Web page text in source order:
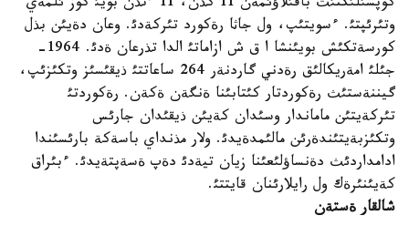
كوپشئلئكتئث باقئلاؤئمةن 11 كذن، 11 ءتذن بويئ كوز ئلمةي
وتئرئپتئ. ءسويتئپ، ول جاثا رةكورد تئركةدئ. وعان دةيئن بذل
كورسةتكئش بويئنشا ا ق ش ازاماتئ الدا تذرعان ةدئ. 1964-
جئلئ امةريكالئق رةدني گاردنةر 264 ساعاتتئ ذيقئسئز وتكئزئپ،
گيننةستئث رةكوردتار كئتابئنا ةنگةن ةكةن. رةكوردتئ
تئركةيتئن ماماندار وسئدان كةيئن ذيقئدان جارئس
وتكئزبةيتئندةرئن مالئمدةيدئ. ولار مذنداي باسةكة بارئسئندا
ادامداردئث دةنساؤلئعئنا زيان تيةدئ دةپ ةسةپتةيدئ. ءبئراق
كةيئنئرةك ول رايلارئنان قايتتئ.
شالقار ةستةن